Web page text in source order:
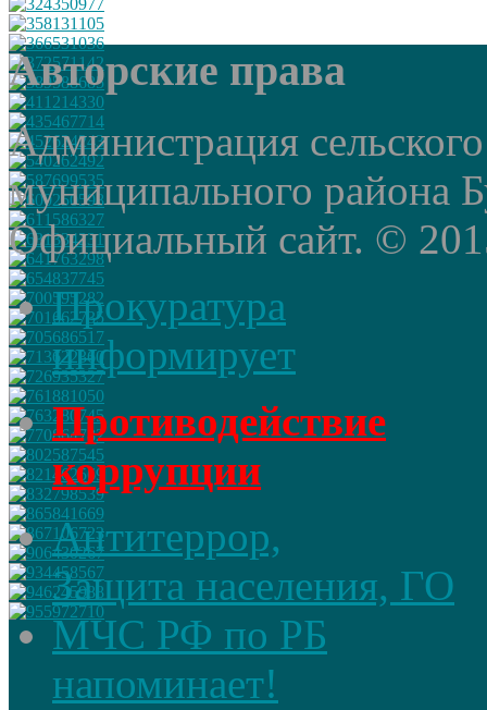
Авторские права
Администрация
муниципального района
Официальный сайт. ©
Прокуратура
информирует
Противодействие
коррупции
Антитеррор,
Защита населения, ГО
МЧС РФ по РБ
напоминает!